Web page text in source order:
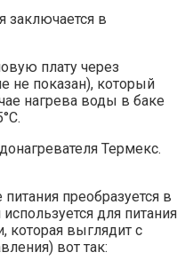
заключается в
плату через
не показан), который
нагрева воды в баке
Термекс.
преобразуется в
для питания
которая выглядит с
вот так: